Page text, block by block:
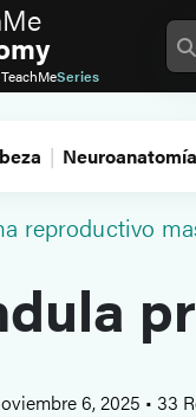
TeachMeSeries
Neuroanatomía
reproductivo
6, 2025 • 33